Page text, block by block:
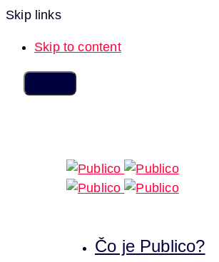
Skip links
Skip to content
Čo je Publico?